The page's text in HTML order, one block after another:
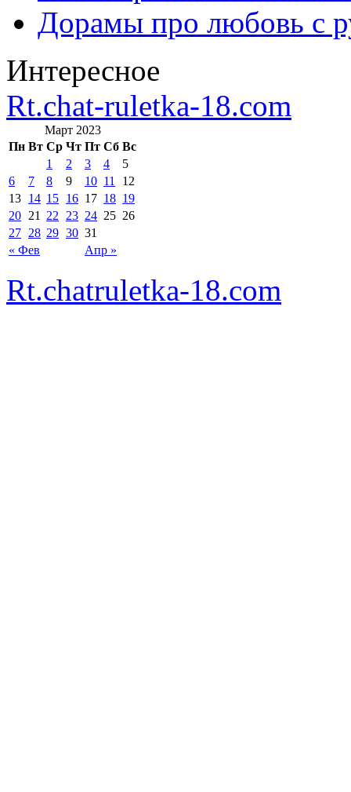
Дорамы про любовь с
Интересное
Rt.chat-ruletka-18.com
Март 2023
Пн Вт Ср Чт Пт Сб Вс
« Фев Апр »
1 2 3 4
5
6
7 8 9 10 11
12
13 14 15 16 17 18 19
20 21 22 23 24 25 26
27 28 29 30 31
Rt.chatruletka-18.com